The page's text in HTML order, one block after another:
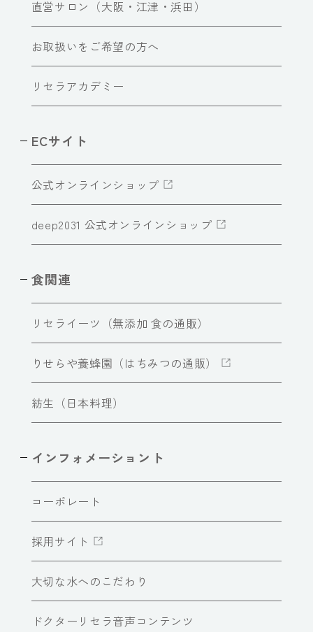
直営サロン（大阪・江津・浜田）
お取扱いをご希望の方へ
リセラアカデミー
ECサイト
公式オンラインショップ
deep2031 公式オンラインショップ
食関連
リセライーツ（無添加 食の通販）
りせらや養蜂園（はちみつの通販）
紡生（日本料理）
インフォメーショント
コーポレート
採用サイト
大切な水へのこだわり
ドクターリセラ音声コンテンツ